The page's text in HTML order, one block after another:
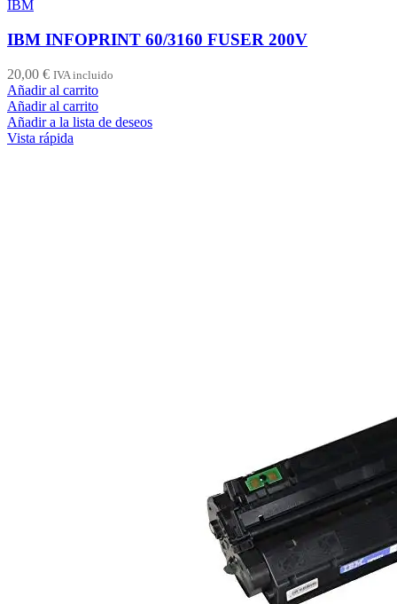
IBM
IBM INFOPRINT 60/3160 FUSER 200V
20,00 € IVA incluido
Añadir al carrito
Añadir al carrito
Añadir a la lista de deseos
Vista rápida